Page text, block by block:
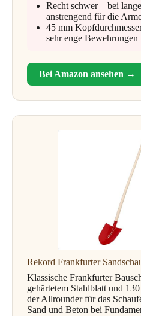
Recht schwer – bei
anstrengend für die
45 mm
sehr enge Bewehrungen
Bei Amazon ansehen →
Rekord Frankfurter
Klassische Frankfurter
gehärtetem Stahlblatt und
der Allrounder für das
Sand und Beton bei